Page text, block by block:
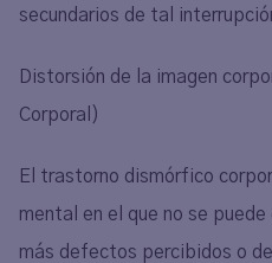
secundarios de tal
Distorsión de la imagen
Corporal)
El trastorno dismórfico
mental en el que no se
más defectos percibidos o